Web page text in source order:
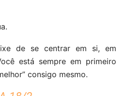
de se centrar em si, em
está sempre em primeiro
consigo mesmo.